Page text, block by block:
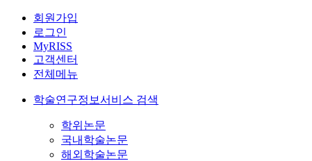
회원가입
로그인
MyRISS
고객센터
전체메뉴
학술연구정보서비스 검색
학위논문
국내학술논문
해외학술논문